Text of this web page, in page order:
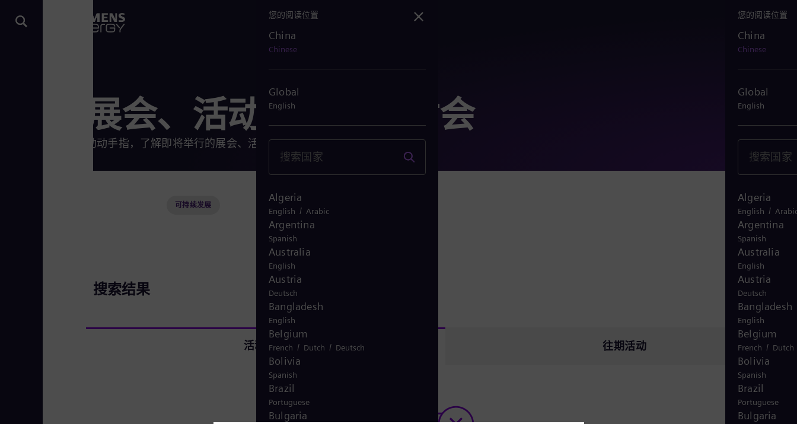
China
您的阅读位置
China
Chinese
Global
English
Algeria
English /
Argentina
Spanish
Australia
English
Austria
Deutsch
Bangladesh
English
Belgium
French / Dutch
Bolivia
Spanish
Brazil
Portuguese
Bulgaria
展会、活动和网络研讨会
动动手指，了解即将举行的展会、活动和网络研讨会。
可持续发展
搜索结果
活动预告 往期活动
您的阅读位置
China
Chinese
Global
English
Algeria
English / Arabic
Argentina
Spanish
Australia
English
Austria
Deutsch
Bangladesh
English
Belgium
French / Dutch / Deutsch
Bolivia
Spanish
Brazil
Portuguese
Bulgaria